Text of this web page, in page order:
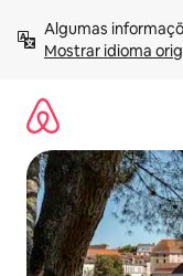
para
Mostrar idioma